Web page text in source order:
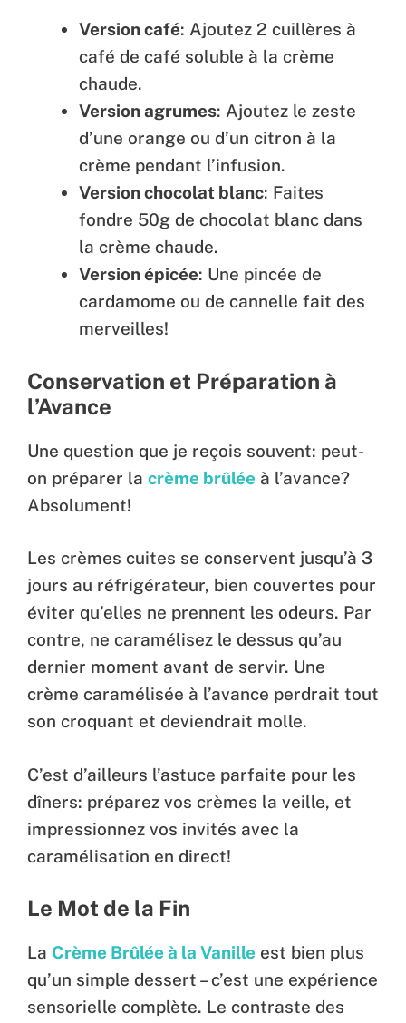
Version café: Ajoutez 2 cuillères à
café de café soluble à la crème
chaude.
Version agrumes: Ajoutez le zeste
d’une orange ou d’un citron à la
crème pendant l’infusion.
Version chocolat blanc: Faites
fondre 50g de chocolat blanc dans
la crème chaude.
Version épicée: Une pincée de
cardamome ou de cannelle fait des
merveilles!
Conservation et Préparation à
l’Avance
Une question que je reçois souvent: peut-
on préparer la crème brûlée à l’avance?
Absolument!
Les crèmes cuites se conservent jusqu’à 3
jours au réfrigérateur, bien couvertes pour
éviter qu’elles ne prennent les odeurs. Par
contre, ne caramélisez le dessus qu’au
dernier moment avant de servir. Une
crème caramélisée à l’avance perdrait tout
son croquant et deviendrait molle.
C’est d’ailleurs l’astuce parfaite pour les
dîners: préparez vos crèmes la veille, et
impressionnez vos invités avec la
caramélisation en direct!
Le Mot de la Fin
La Crème Brûlée à la Vanille est bien plus
qu’un simple dessert – c’est une expérience
sensorielle complète. Le contraste des